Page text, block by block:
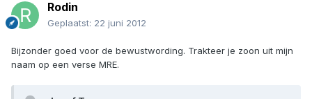
Rodin
Geplaatst: 22 juni 2012
Bijzonder goed voor de bewustwording. Trakteer je zoon uit mijn
naam op een verse MRE.